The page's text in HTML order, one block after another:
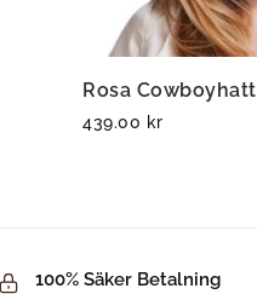
Rosa Cowboyhatt
439.00 kr
100% Säker Betalning